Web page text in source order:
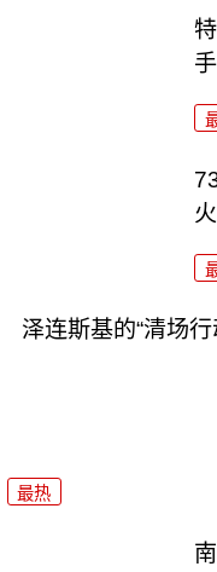
泽连斯基的“清场行
最热